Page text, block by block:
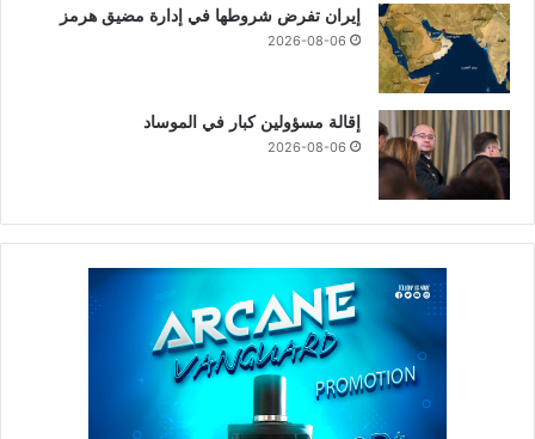
إيران تفرض شروطها في إدارة مضيق هرمز
2026-08-06
إقالة مسؤولين كبار في الموساد
2026-08-06